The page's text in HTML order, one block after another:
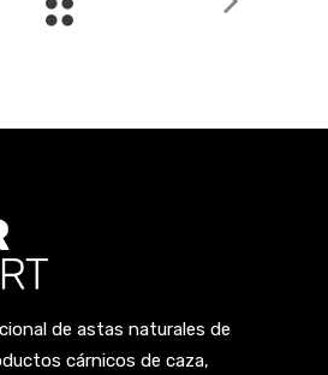
de astas naturales de
cárnicos de caza,